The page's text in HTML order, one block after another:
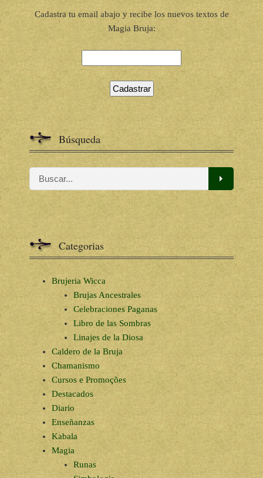
Cadastra tu email abajo y recibe los nuevos textos de
Magia Bruja:
Búsqueda
Categorias
Brujeria Wicca
Brujas Ancestrales
Celebraciones Paganas
Libro de las Sombras
Linajes de la Diosa
Caldero de la Bruja
Chamanismo
Cursos e Promoções
Destacados
Diario
Enseñanzas
Kabala
Magia
Runas